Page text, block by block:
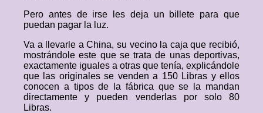
Pero antes de irse les deja un billete para que
puedan pagar la luz.
Va a llevarle a China, su vecino la caja que recibió,
mostrándole este que se trata de unas deportivas,
exactamente iguales a otras que tenía, explicándole
que las originales se venden a 150 Libras y ellos
conocen a tipos de la fábrica que se la mandan
directamente y pueden venderlas por solo 80
Libras.